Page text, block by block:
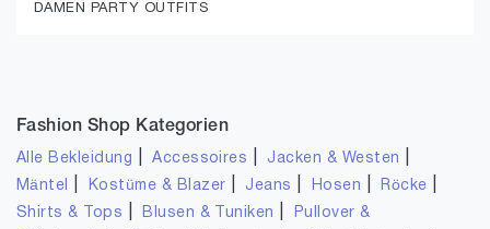
DAMEN PARTY OUTFITS
Fashion Shop Kategorien
Alle Bekleidung |Accessoires Jacken & Westen
Mäntel Kostüme & Blazer Jeans Hosen Röcke
Shirts & Tops Blusen & Tuniken
Pullover &